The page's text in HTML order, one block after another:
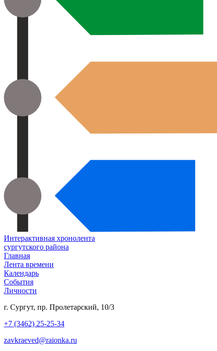
Интерактивная хронолента
сургутского района
Главная
Лента времени
Календарь
События
Личности
г. Сургут, пр. Пролетарский, 10/3
+7 (3462) 25-25-34
zavkraeved@raionka.ru